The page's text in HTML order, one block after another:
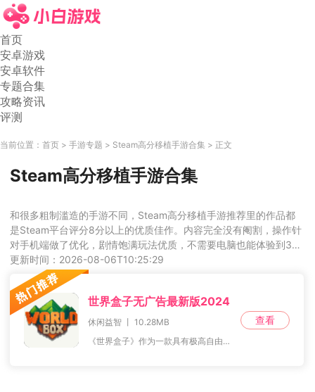
首页
安卓游戏
安卓软件
专题合集
攻略资讯
评测
当前位置： 首页 手游专题 Steam高分移植手游合集 正文
Steam高分移植手游合集
和很多粗制滥造的手游不同，Steam高分移植手游推荐里的作品都
是Steam平台评分8分以上的优质佳作。内容完全没有阉割，操作针
对手机端做了优化，剧情饱满玩法优质，不需要电脑也能体验到3A
大作的乐趣，是高品质手游爱好者的必玩合集。
更新时间：2026-08-06T10:25:29
世界盒子无广告最新版2024
休闲益智 丨 10.28MB
《世界盒子》作为一款具有极高自由度的开放式模拟沙盒创造游戏，不仅让玩家能够随心所欲地操作，还能满足他们建造帝国的梦想。为了提供更好的游戏体验，小编特别推荐
查看